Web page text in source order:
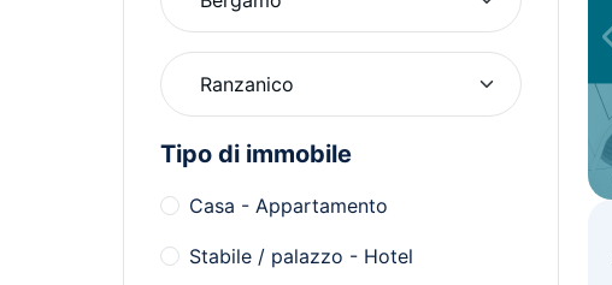
Tipo di immobile
Casa - Appartamento
Stabile / palazzo - Hotel